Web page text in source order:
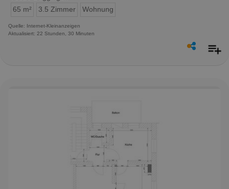
65 m²
3.5 Zimmer Wohnung
Quelle: Internet-Kleinanzeigen
Aktualisiert: 22 Stunden, 30 Minuten